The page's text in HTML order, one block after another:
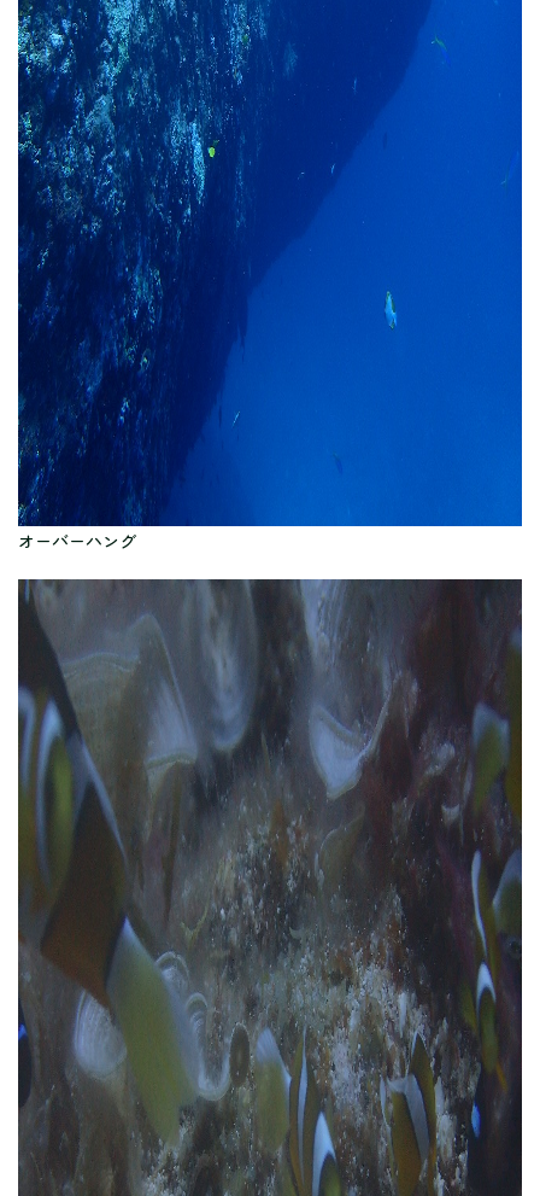
オーバーハング